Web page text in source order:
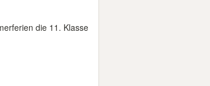
die 11. Klasse